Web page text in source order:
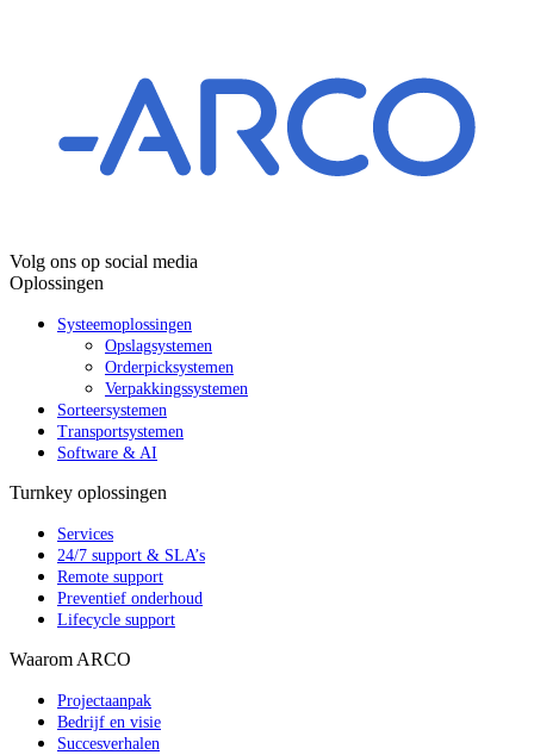
Volg ons op social media
Oplossingen
Systeemoplossingen
Opslagsystemen
Orderpicksystemen
Verpakkingssystemen
Sorteersystemen
Transportsystemen
Software & AI
Turnkey oplossingen
Services
24/7 support & SLA’s
Remote support
Preventief onderhoud
Lifecycle support
Waarom ARCO
Projectaanpak
Bedrijf en visie
Succesverhalen